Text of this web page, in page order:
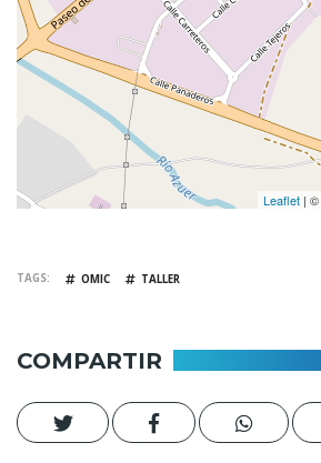
Leaflet | ©
TAGS OMIC TALLER
COMPARTIR